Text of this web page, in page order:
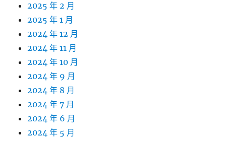
2025 年 2 月
2025 年 1 月
2024 年 12 月
2024 年 11 月
2024 年 10 月
2024 年 9 月
2024 年 8 月
2024 年 7 月
2024 年 6 月
2024 年 5 月